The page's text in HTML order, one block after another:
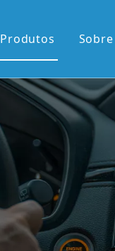
Produtos
13.1'Série OEM
12.3'Série OEM
Tela de 10,36'2K
Tela vertical de
7'painel retrátil